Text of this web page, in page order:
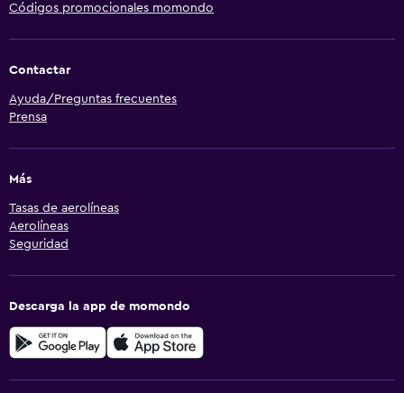
Códigos promocionales momondo
Contactar
Ayuda/Preguntas frecuentes
Prensa
Más
Tasas de aerolíneas
Aerolíneas
Seguridad
Descarga la app de momondo